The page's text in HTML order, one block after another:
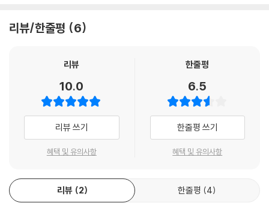
치는 상상을 하지만, 실제로 배워야 할 것이 너무 많다는 걸 깨닫고 생각보
이 쉽게 포기하지 않도록 만들 도구를 먼저 제시하고 이론을 학습할 이유
정보 보안 분야를 공부하고 싶은 학생은 물론 취약점 진단 도구나 모의 해
킹 도구를 작성하는 실무자까지 포괄할 수 있도록 했습니다. 네트워크나
웹 구성 요소의 설명은 어쩌면 지루해 보일 수 있으나 목표하는 도구를 만
들려면 알아야 할 기본 지식을 놓치지 않아야 하기에, 파이썬 초보자나 다
리뷰/한줄평 6
리뷰
10.0
리뷰 쓰기
혜택 및 유의사항
한줄평
6.5
한줄평 쓰기
혜택 및 유의사항
리뷰 2 한줄평 4